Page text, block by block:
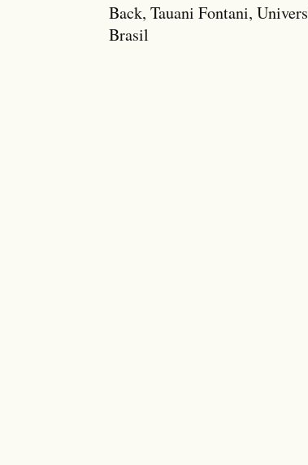
Back, Tauani Fontani,
Brasil